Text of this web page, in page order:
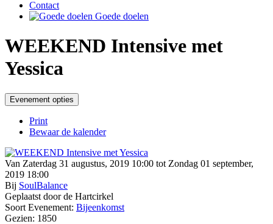
Contact
Goede doelen
WEEKEND Intensive met
Yessica
Evenement opties
Print
Bewaar de kalender
Van Zaterdag 31 augustus, 2019 10:00 tot Zondag 01 september,
2019 18:00
Bij SoulBalance
Geplaatst door de Hartcirkel
Soort Evenement: Bijeenkomst
Gezien: 1850